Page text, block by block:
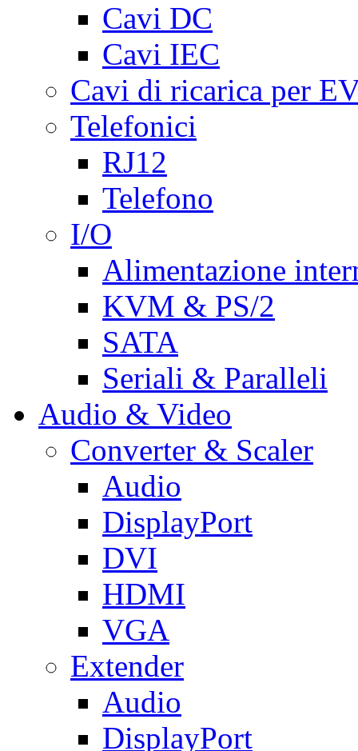
Cavi DC
Cavi IEC
Cavi di ricarica per
Telefonici
RJ12
Telefono
I/O
Alimentazione
KVM & PS/2
SATA
Seriali & Paralleli
Audio & Video
Converter & Scaler
Audio
DisplayPort
DVI
HDMI
VGA
Extender
Audio
DisplayPort